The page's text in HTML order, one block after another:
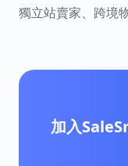
獨立站賣家、跨境
加入